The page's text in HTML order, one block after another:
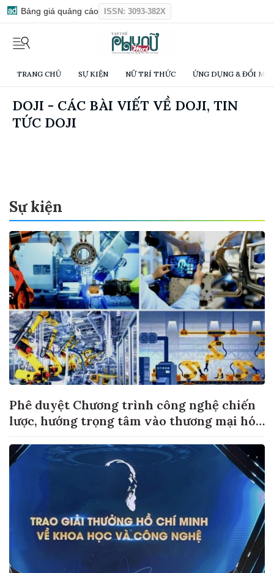
Bảng giá quảng cáo ISSN: 3093-382X
TRANG CHỦ SỰ KIỆN NỮ TRÍ THỨC ỨNG DỤNG & ĐỔI
DOJI - CÁC BÀI VIẾT VỀ DOJI, TIN
TỨC DOJI
Sự kiện
Phê duyệt Chương trình công nghệ chiến
lược, hướng trọng tâm vào thương mại hóa